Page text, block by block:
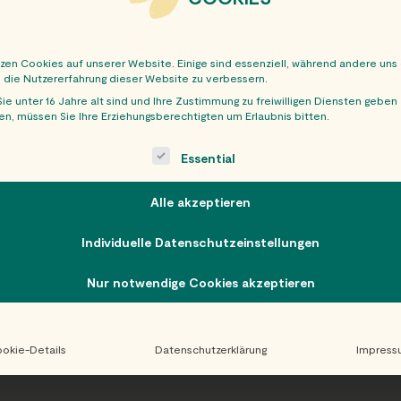
Cookies auf unserer Website. Einige sind essenziell, während andere uns
Nutzererfahrung dieser Website zu verbessern.
unter 16 Jahre alt sind und Ihre Zustimmung zu freiwilligen Diensten geben
müssen Sie Ihre Erziehungsberechtigten um Erlaubnis bitten.
is a list of service groups for which consent can be
Essential
Alle akzeptieren
Individuelle Datenschutzeinstellungen
Nur notwendige Cookies akzeptieren
Details Datenschutzerklärung